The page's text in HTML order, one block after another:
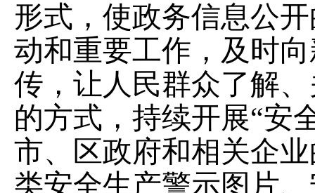
形式，使政务信息公
动和重要工作，及时
传，让人民群众了解
的方式，持续开展“安
市、区政府和相关企
类安全生产警示图片